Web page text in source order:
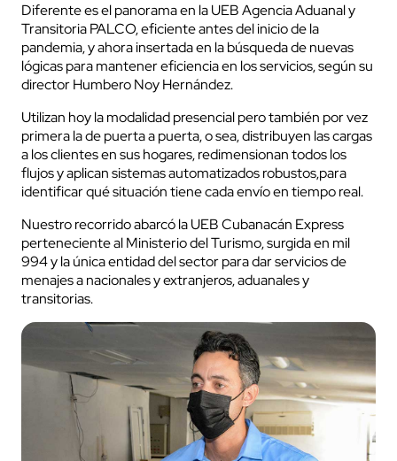
Diferente es el panorama en la UEB Agencia Aduanal y
Transitoria PALCO, eficiente antes del inicio de la
pandemia, y ahora insertada en la búsqueda de nuevas
lógicas para mantener eficiencia en los servicios, según su
director Humbero Noy Hernández.
Utilizan hoy la modalidad presencial pero también por vez
primera la de puerta a puerta, o sea, distribuyen las cargas
a los clientes en sus hogares, redimensionan todos los
flujos y aplican sistemas automatizados robustos,para
identificar qué situación tiene cada envío en tiempo real.
Nuestro recorrido abarcó la UEB Cubanacán Express
perteneciente al Ministerio del Turismo, surgida en mil
994 y la única entidad del sector para dar servicios de
menajes a nacionales y extranjeros, aduanales y
transitorias.